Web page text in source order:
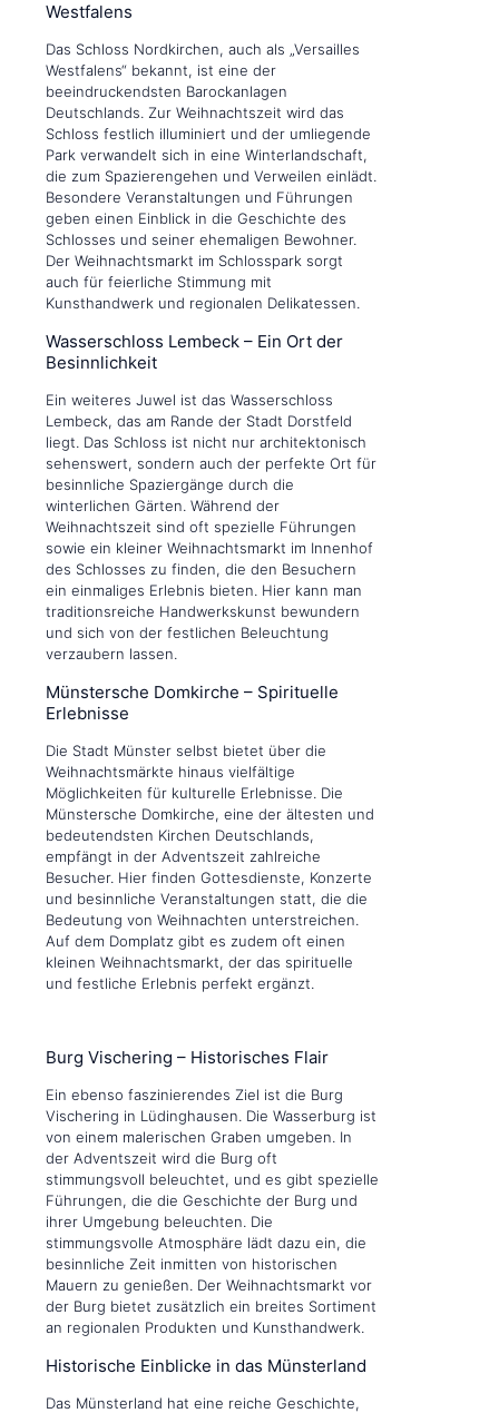
Westfalens
Das Schloss Nordkirchen, auch als „Versailles
Westfalens“ bekannt, ist eine der
beeindruckendsten Barockanlagen
Deutschlands. Zur Weihnachtszeit wird das
Schloss festlich illuminiert und der umliegende
Park verwandelt sich in eine Winterlandschaft,
die zum Spazierengehen und Verweilen einlädt.
Besondere Veranstaltungen und Führungen
geben einen Einblick in die Geschichte des
Schlosses und seiner ehemaligen Bewohner.
Der Weihnachtsmarkt im Schlosspark sorgt
auch für feierliche Stimmung mit
Kunsthandwerk und regionalen Delikatessen.
Wasserschloss Lembeck – Ein Ort der
Besinnlichkeit
Ein weiteres Juwel ist das Wasserschloss
Lembeck, das am Rande der Stadt Dorstfeld
liegt. Das Schloss ist nicht nur architektonisch
sehenswert, sondern auch der perfekte Ort für
besinnliche Spaziergänge durch die
winterlichen Gärten. Während der
Weihnachtszeit sind oft spezielle Führungen
sowie ein kleiner Weihnachtsmarkt im Innenhof
des Schlosses zu finden, die den Besuchern
ein einmaliges Erlebnis bieten. Hier kann man
traditionsreiche Handwerkskunst bewundern
und sich von der festlichen Beleuchtung
verzaubern lassen.
Münstersche Domkirche – Spirituelle
Erlebnisse
Die Stadt Münster selbst bietet über die
Weihnachtsmärkte hinaus vielfältige
Möglichkeiten für kulturelle Erlebnisse. Die
Münstersche Domkirche, eine der ältesten und
bedeutendsten Kirchen Deutschlands,
empfängt in der Adventszeit zahlreiche
Besucher. Hier finden Gottesdienste, Konzerte
und besinnliche Veranstaltungen statt, die die
Bedeutung von Weihnachten unterstreichen.
Auf dem Domplatz gibt es zudem oft einen
kleinen Weihnachtsmarkt, der das spirituelle
und festliche Erlebnis perfekt ergänzt.
Burg Vischering – Historisches Flair
Ein ebenso faszinierendes Ziel ist die Burg
Vischering in Lüdinghausen. Die Wasserburg ist
von einem malerischen Graben umgeben. In
der Adventszeit wird die Burg oft
stimmungsvoll beleuchtet, und es gibt spezielle
Führungen, die die Geschichte der Burg und
ihrer Umgebung beleuchten. Die
stimmungsvolle Atmosphäre lädt dazu ein, die
besinnliche Zeit inmitten von historischen
Mauern zu genießen. Der Weihnachtsmarkt vor
der Burg bietet zusätzlich ein breites Sortiment
an regionalen Produkten und Kunsthandwerk.
Historische Einblicke in das Münsterland
Das Münsterland hat eine reiche Geschichte,